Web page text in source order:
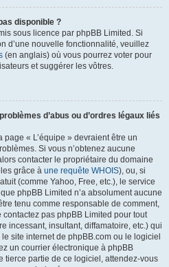
disponible ?
sous licence par phpBB Limited. Si
d’une nouvelle fonctionnalité, veuillez
(en anglais) où vous pourrez voter pour
et suggérer les vôtres.
d’abus ou d’ordres légaux liés
« L’équipe » devraient être un
Si vous n’obtenez aucune
contacter le propriétaire du domaine
grâce à une requête WHOIS), ou, si
(comme Yahoo, Free, etc.), le service
phpBB Limited n’a absolument aucune
tenu comme responsable de comment,
pas phpBB Limited pour tout
incessant, insultant, diffamatoire, etc.) qui
site internet de phpBB.com ou le logiciel
un courrier électronique à phpBB
tierce partie de ce logiciel, attendez-vous